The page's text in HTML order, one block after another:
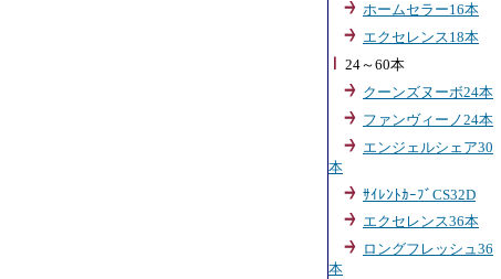
ホームセラー16本
エクセレンス18本
24～60本
クーンズヌーボ24本
ファンヴィーノ24本
エンジェルシェア30
本
ｻｲﾚﾝﾄｶｰﾌﾞCS32D
エクセレンス36本
ロングフレッシュ36
本